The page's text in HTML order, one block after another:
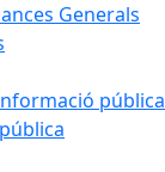
Generals
pública